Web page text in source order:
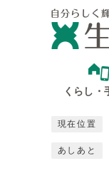
くらし・
現在位置
あしあと